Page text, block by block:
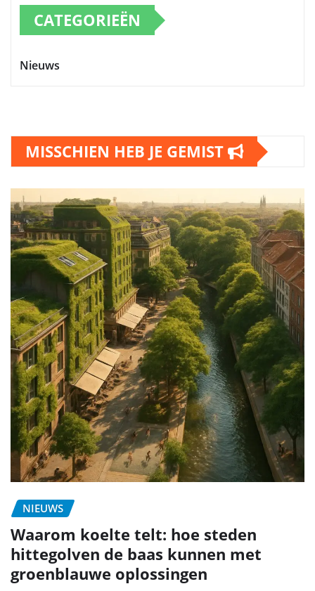
CATEGORIEËN
Nieuws
MISSCHIEN HEB JE GEMIST
NIEUWS
Waarom koelte telt: hoe steden
hittegolven de baas kunnen met
groenblauwe oplossingen